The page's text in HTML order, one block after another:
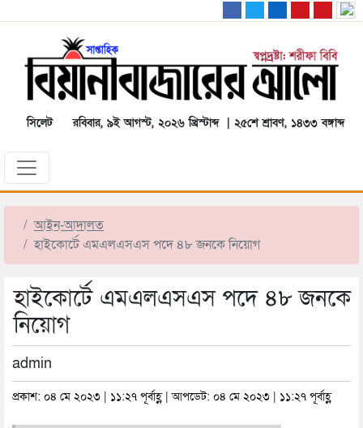
সিলেট রবিবার, ৯ই আগস্ট, ২০২৬ খ্রিস্টাব্দ | ২৫শে শ্রাবণ, ১৪৩৩ বঙ্গাব্দ
আইন-আদালত
হাইকোর্টে এমএলএসএস পদে ৪৮ জনকে নিয়োগ
হাইকোর্টে এমএলএসএস পদে ৪৮ জনকে
নিয়োগ
admin
প্রকাশ: ০৪ মে ২০২৩ | ১১:২৭ পূর্বাহ্ণ | আপডেট: ০৪ মে ২০২৩ | ১১:২৭ পূর্বাহ্ণ